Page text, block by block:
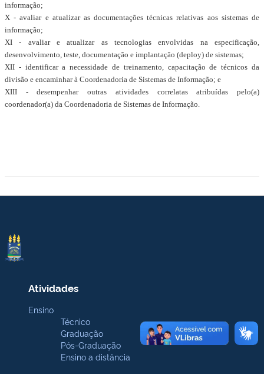
informação;
X - avaliar e atualizar as documentações técnicas relativas aos sistemas de
informação;
XI - avaliar e atualizar as tecnologias envolvidas na especificação,
desenvolvimento, teste, documentação e implantação (deploy) de sistemas;
XII - identificar a necessidade de treinamento, capacitação de técnicos da
divisão e encaminhar à Coordenadoria de Sistemas de Informação; e
XIII - desempenhar outras atividades correlatas atribuídas pelo(a)
coordenador(a) da Coordenadoria de Sistemas de Informação.
Atividades
Ensino
Técnico
Graduação
Pós-Graduação
Ensino a distância